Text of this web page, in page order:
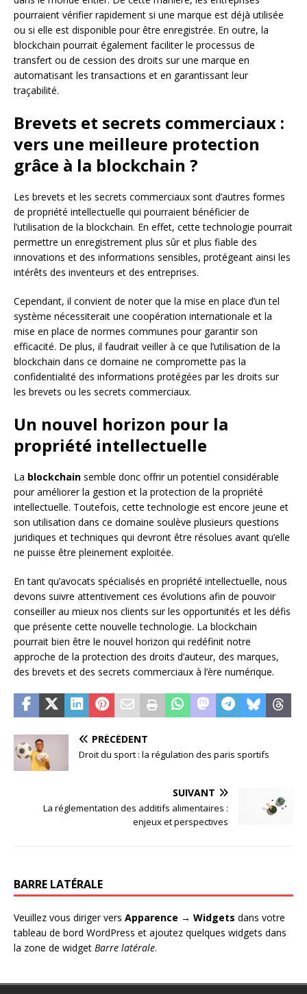
pourraient vérifier rapidement si une marque est déjà utilisée
ou si elle est disponible pour être enregistrée. En outre, la
blockchain pourrait également faciliter le processus de
transfert ou de cession des droits sur une marque en
automatisant les transactions et en garantissant leur
traçabilité.
Brevets et secrets commerciaux :
vers une meilleure protection
grâce à la blockchain ?
Les brevets et les secrets commerciaux sont d’autres formes
de propriété intellectuelle qui pourraient bénéficier de
l’utilisation de la blockchain. En effet, cette technologie pourrait
permettre un enregistrement plus sûr et plus fiable des
innovations et des informations sensibles, protégeant ainsi les
intérêts des inventeurs et des entreprises.
Cependant, il convient de noter que la mise en place d’un tel
système nécessiterait une coopération internationale et la
mise en place de normes communes pour garantir son
efficacité. De plus, il faudrait veiller à ce que l’utilisation de la
blockchain dans ce domaine ne compromette pas la
confidentialité des informations protégées par les droits sur
les brevets ou les secrets commerciaux.
Un nouvel horizon pour la
propriété intellectuelle
La blockchain semble donc offrir un potentiel considérable
pour améliorer la gestion et la protection de la propriété
intellectuelle. Toutefois, cette technologie est encore jeune et
son utilisation dans ce domaine soulève plusieurs questions
juridiques et techniques qui devront être résolues avant qu’elle
ne puisse être pleinement exploitée.
En tant qu’avocats spécialisés en propriété intellectuelle, nous
devons suivre attentivement ces évolutions afin de pouvoir
conseiller au mieux nos clients sur les opportunités et les défis
que présente cette nouvelle technologie. La blockchain
pourrait bien être le nouvel horizon qui redéfinit notre
approche de la protection des droits d’auteur, des marques,
des brevets et des secrets commerciaux à l’ère numérique.
PRÉCÉDENT
Droit du sport : la régulation des paris sportifs
SUIVANT
La réglementation des additifs alimentaires :
enjeux et perspectives
BARRE LATÉRALE
Veuillez vous diriger vers Apparence → Widgets dans votre
tableau de bord WordPress et ajoutez quelques widgets dans
la zone de widget Barre latérale.